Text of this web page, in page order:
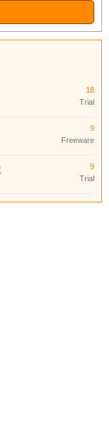
18
Trial
9
Freeware
9
Trial